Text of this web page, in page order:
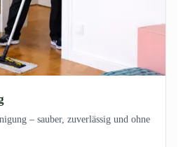
– sauber, zuverlässig und ohne